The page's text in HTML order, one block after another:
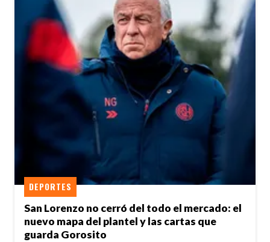
San Lorenzo no cerró del todo el mercado: el
nuevo mapa del plantel y las cartas que
guarda Gorosito
DEPORTES